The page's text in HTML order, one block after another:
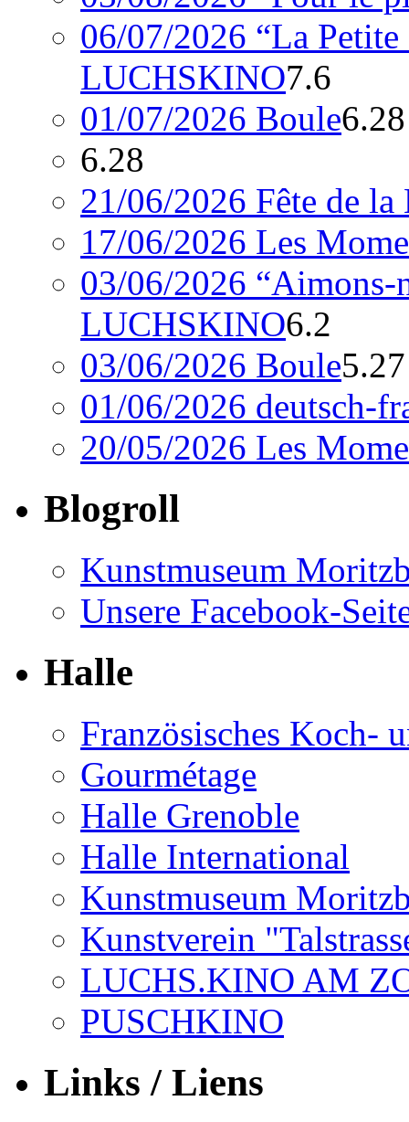
06/07/2026 “La
LUCHSKINO7.6
01/07/2026 Boule6.28
6.28
21/06/2026 Fête de la
17/06/2026 Les
03/06/2026 “Aimons-
LUCHSKINO6.2
03/06/2026 Boule5.27
01/06/2026 deutsch-
20/05/2026 Les
Blogroll
Kunstmuseum
Unsere Facebook-
Halle
Französisches Koch-
Gourmétage
Halle Grenoble
Halle International
Kunstmuseum
Kunstverein
LUCHS.KINO AM
PUSCHKINO
Links / Liens